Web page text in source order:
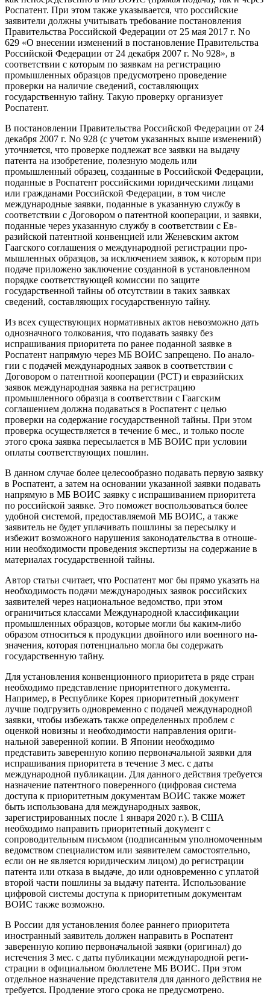
Роспатент. При этом также указывается, что рос­сийские
заявители должны учитывать требование постановления
Правитель­ства Российской Федерации от 25 мая 2017 г. No
629 «О внесении изменений в постановление Правительства
Россий­ской Федерации от 24 декабря 2007 г. No 928», в
соответствии с которым по за­явкам на регистрацию
промышленных образцов предусмотрено проведение
проверки на наличие сведений, состав­ляющих
государственную тайну. Такую проверку организует
Роспатент.
В постановлении Правительства Российской Федерации от 24
декабря 2007 г. No 928 (с учетом указанных выше изменений)
уточняется, что проверке подлежат все заявки на выдачу
патента на изобретение, полезную модель или
промышленный образец, созданные в Российской Федерации,
поданные в Роспатент российскими юридическими лицами
или гражданами Российской Фе­дерации, в том числе
международные заявки, поданные в указанную службу в
соответствии с Договором о патентной кооперации, и заявки,
поданные через указанную службу в соответствии с Ев­
разийской патентной конвенцией или Женевским актом
Гаагского соглаше­ния о международной регистрации про­
мышленных образцов, за исключением заявок, к которым при
подаче приложе­но заключение созданной в установлен­ном
порядке соответствующей комис­сии по защите
государственной тайны об отсутствии в таких заявках
сведений, составляющих государственную тайну.
Из всех существующих норматив­ных актов невозможно дать
однознач­ного толкования, что подавать заявку без
испрашивания приоритета по ранее поданной заявке в
Роспатент напрямую через МБ ВОИС запрещено. По анало­
гии с подачей международных заявок в соответствии с
Договором о патентной кооперации (PCT) и евразийских
заявок международная заявка на регистрацию
промышленного образца в соответст­вии с Гаагским
соглашением должна по­даваться в Роспатент с целью
проверки на содержание государственной тайны. При этом
проверка осуществляется в течение 6 мес., и только после
этого срока заявка пересылается в МБ ВОИС при условии
оплаты соответствующих пошлин.
В данном случае более целесообраз­но подавать первую заявку
в Роспатент, а затем на основании указанной заяв­ки подавать
напрямую в МБ ВОИС за­явку с испрашиванием приоритета
по российской заявке. Это поможет воспо­льзоваться более
удобной системой, предоставляемой МБ ВОИС, а также
заявитель не будет уплачивать пошли­ны за пересылку и
избежит возможного нарушения законодательства в отноше­
нии необходимости проведения экспер­тизы на содержание в
материалах госу­дарственной тайны.
Автор статьи считает, что Роспатент мог бы прямо указать на
необходимость подачи международных заявок россий­ских
заявителей через национальное ведомство, при этом
ограничиться клас­сами Международной классификации
промышленных образцов, которые мо­гли бы каким­-либо
образом относиться к продукции двойного или военного на­
значения, которая потенциально могла бы содержать
государственную тайну.
Для установления конвенционного приоритета в ряде стран
необходимо представление приоритетного докумен­та.
Например, в Республике Корея приоритетный документ
лучше подгрузить одновременно с подачей международной
заявки, чтобы избежать также опре­деленных проблем с
оценкой новизны и необходимости направления ориги­
нальной заверенной копии. В Японии необходимо
представить заверенную копию первоначальной заявки для
испрашивания приоритета в течение 3 мес. с даты
международной публика­ции. Для данного действия требуется
назначение патентного поверенного (цифровая система
доступа к приори­тетным документам ВОИС также может
быть использована для международных заявок,
зарегистрированных после 1 ян­варя 2020 г.). В США
необходимо напра­вить приоритетный документ с
сопроводительным письмом (подписанным уполномоченным
ведомством специалистом или заявителем самостоятель­но,
если он не является юридическим лицом) до регистрации
патента или от­каза в выдаче, до или одновременно с уплатой
второй части пошлины за вы­дачу патента. Использование
цифровой системы доступа к приоритетным доку­ментам
ВОИС также возможно.
В России для установления более раннего приоритета
иностранный зая­витель должен направить в Роспатент
заверенную копию первоначальной за­явки (оригинал) до
истечения 3 мес. с даты публикации международной реги­
страции в официальном бюллетене МБ ВОИС. При этом
отдельное назначение представителя для данного действия не
требуется. Продление этого срока не предусмотрено.